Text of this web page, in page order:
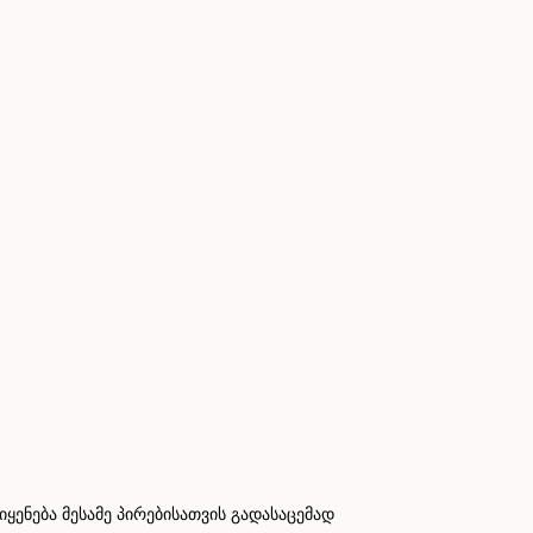
მესამე პირებისათვის გადასაცემად